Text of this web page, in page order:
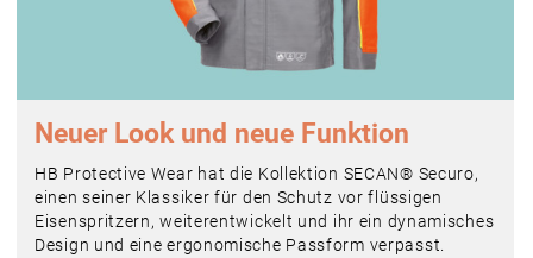
Neuer Look und neue Funktion
HB Protective Wear hat die Kollektion SECAN® Securo,
einen seiner Klassiker für den Schutz vor flüssigen
Eisenspritzern, weiterentwickelt und ihr ein dynamisches
Design und eine ergonomische Passform verpasst.